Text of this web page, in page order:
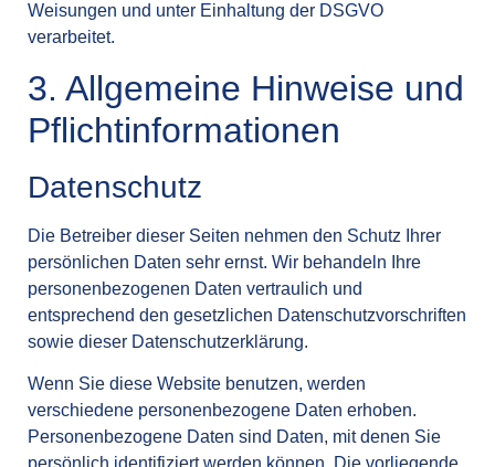
Weisungen und unter Einhaltung der DSGVO
verarbeitet.
3. Allgemeine Hinweise und
Pflicht­informationen
Datenschutz
Die Betreiber dieser Seiten nehmen den Schutz Ihrer
persönlichen Daten sehr ernst. Wir behandeln Ihre
personenbezogenen Daten vertraulich und
entsprechend den gesetzlichen Datenschutzvorschriften
sowie dieser Datenschutzerklärung.
Wenn Sie diese Website benutzen, werden
verschiedene personenbezogene Daten erhoben.
Personenbezogene Daten sind Daten, mit denen Sie
persönlich identifiziert werden können. Die vorliegende